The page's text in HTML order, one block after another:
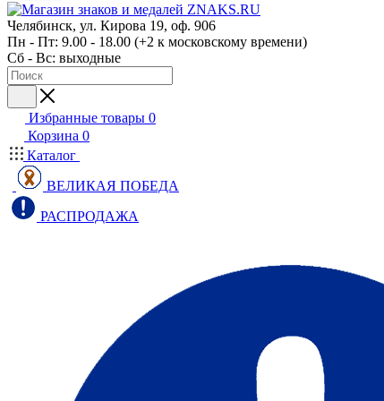
Челябинск, ул. Кирова 19, оф. 906
Пн - Пт: 9.00 - 18.00 (+2 к московскому времени)
Сб - Вс: выходные
Избранные товары 0
Корзина 0
Каталог
ВЕЛИКАЯ ПОБЕДА
РАСПРОДАЖА